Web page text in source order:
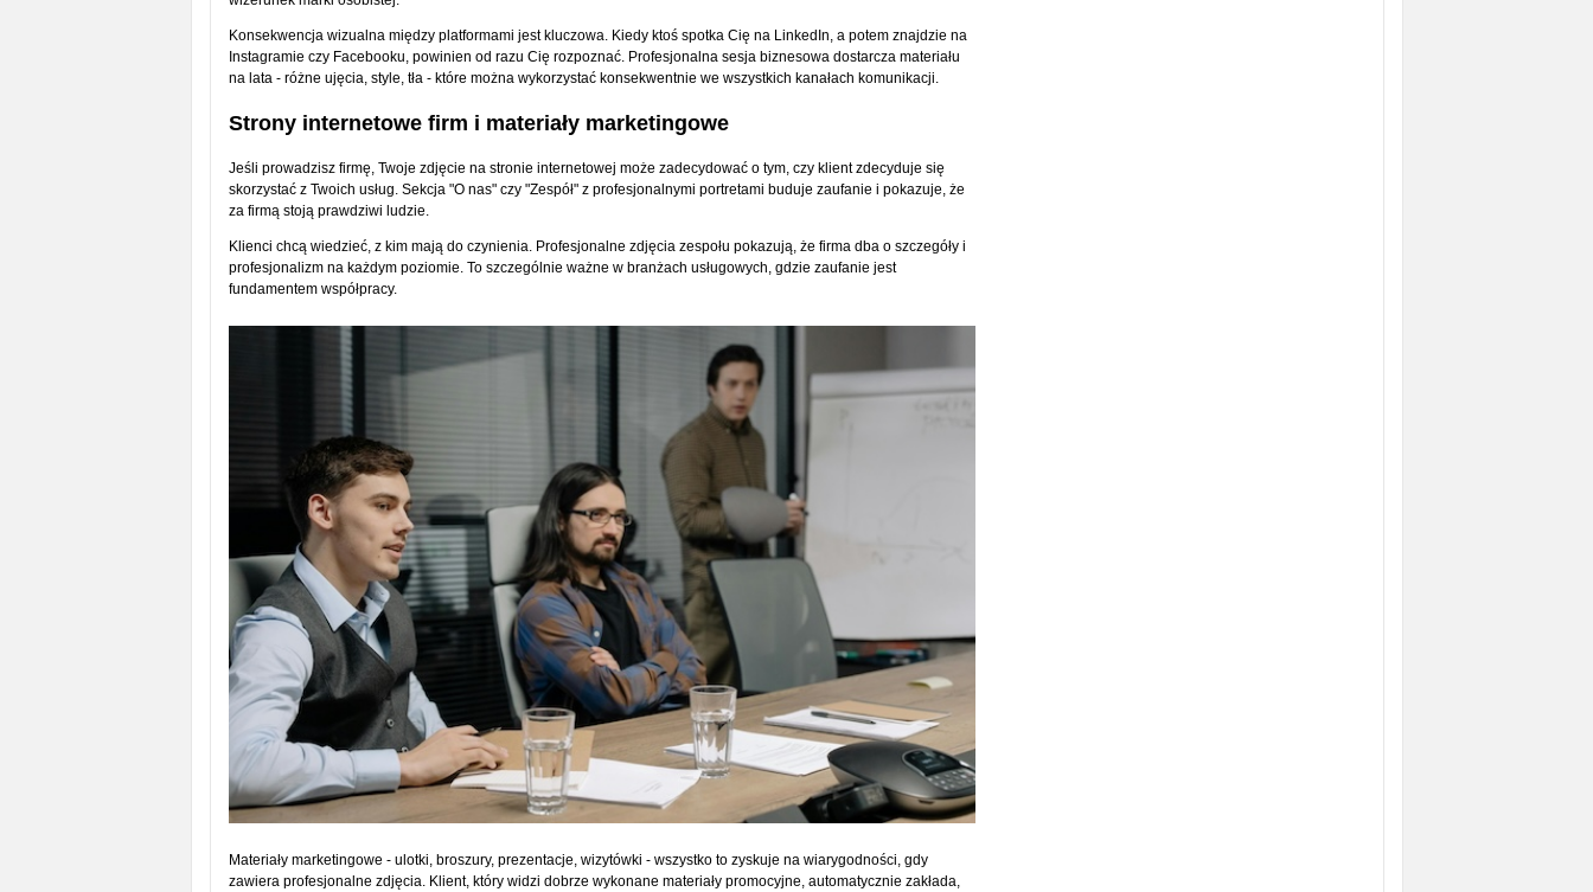
Konsekwencja wizualna między platformami jest kluczowa. Kiedy ktoś spotka Cię na LinkedIn, a potem znajdzie na
Instagramie czy Facebooku, powinien od razu Cię rozpoznać. Profesjonalna sesja biznesowa dostarcza materiału
na lata - różne ujęcia, style, tła - które można wykorzystać konsekwentnie we wszystkich kanałach komunikacji.
Strony internetowe firm i materiały marketingowe
Jeśli prowadzisz firmę, Twoje zdjęcie na stronie internetowej może zadecydować o tym, czy klient zdecyduje się
skorzystać z Twoich usług. Sekcja "O nas" czy "Zespół" z profesjonalnymi portretami buduje zaufanie i pokazuje, że
za firmą stoją prawdziwi ludzie.
Klienci chcą wiedzieć, z kim mają do czynienia. Profesjonalne zdjęcia zespołu pokazują, że firma dba o szczegóły i
profesjonalizm na każdym poziomie. To szczególnie ważne w branżach usługowych, gdzie zaufanie jest
fundamentem współpracy.
Materiały marketingowe - ulotki, broszury, prezentacje, wizytówki - wszystko to zyskuje na wiarygodności, gdy
zawiera profesjonalne zdjęcia. Klient, który widzi dobrze wykonane materiały promocyjne, automatycznie zakłada,